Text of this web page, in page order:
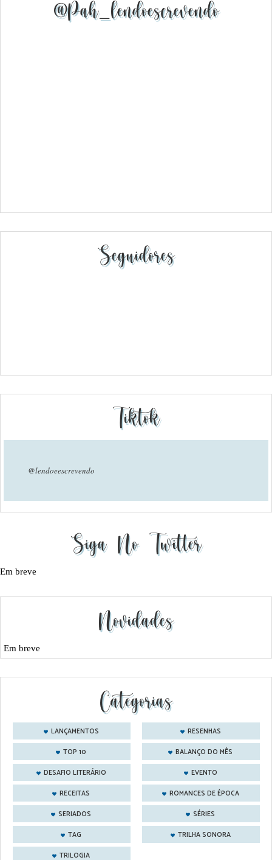
@pah_lendoescrevendo
Seguidores
Tiktok
@lendoeescrevendo
Siga No Twitter
Em breve
Novidades
Em breve
Categorias
LANÇAMENTOS
RESENHAS
TOP 10
BALANÇO DO MÊS
DESAFIO LITERÁRIO
EVENTO
RECEITAS
ROMANCES DE ÉPOCA
SERIADOS
SÉRIES
TAG
TRILHA SONORA
TRILOGIA